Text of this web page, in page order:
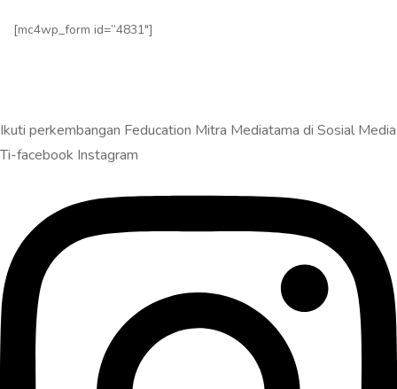
[mc4wp_form id=”4831″]
Ikuti perkembangan Feducation Mitra Mediatama di Sosial Media
Ti-facebook Instagram